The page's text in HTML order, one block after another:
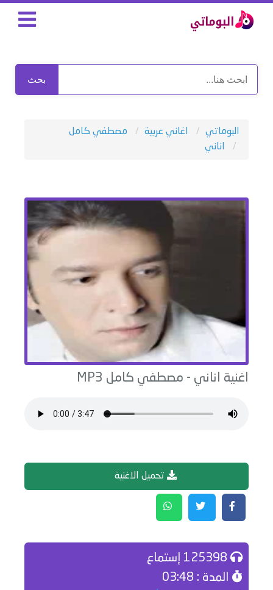
بحث
البوماتي اغاني عربية
مصطفي كامل
اناني
اغنية اناني - مصطفي كامل
تحميل الاغنية
المدة : 03:48